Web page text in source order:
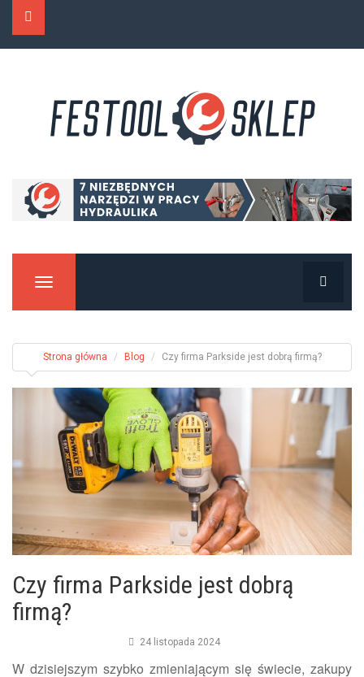
Manu
Strona główna Blog Czy firma Parkside jest dobrą firmą?
Czy firma Parkside jest dobrą
firmą?
24 listopada 2024
W dzisiejszym szybko zmieniającym się świecie, zakupy